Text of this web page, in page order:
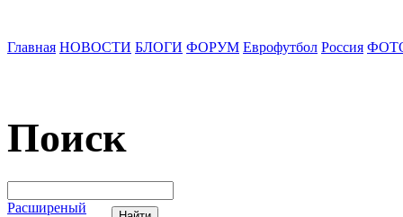
Главная НОВОСТИ БЛОГИ ФОРУМ Еврофутбол Россия
Поиск
Расширеный